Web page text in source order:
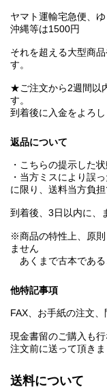
ヤマト運輸宅急便、
沖縄等は1500円
それを超える大型商
す。
★ご注文から2週間以
す。
到着後に入金をよろし
返品について
・こちらの提示した
・当方ミスにより誤
に限り、送料当方負
到着後、3日以内に、
※商品の特性上、原則
ません
あくまで古本である
他特記事項
FAX、お手紙の注文
現金書留のご購入も行
注文前に送って頂き
送料について